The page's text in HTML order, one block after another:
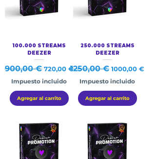
100.000 STREAMS
DEEZER
Precio
900,00 € Precio de oferta
720,00 €
Impuesto incluido
Agregar al carrito
250.000 STREAMS
DEEZER
Precio
1250,00 € Precio de
1000,00 €
Impuesto incluido
Agregar al carrito